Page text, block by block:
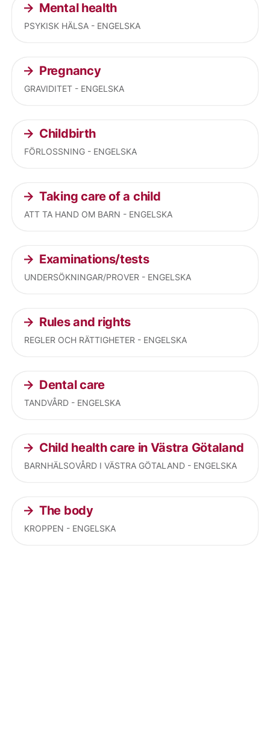
Mental health
PSYKISK HÄLSA - ENGELSKA
Pregnancy
GRAVIDITET - ENGELSKA
Childbirth
FÖRLOSSNING - ENGELSKA
Taking care of a child
ATT TA HAND OM BARN - ENGELSKA
Examinations/tests
UNDERSÖKNINGAR/PROVER - ENGELSKA
Rules and rights
REGLER OCH RÄTTIGHETER - ENGELSKA
Dental care
TANDVÅRD - ENGELSKA
Child health care in Västra Götaland
BARNHÄLSOVÅRD I VÄSTRA GÖTALAND - ENGELSKA
The body
KROPPEN - ENGELSKA